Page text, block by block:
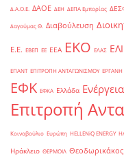
Δ.Α.Ο.Ε. ΔΑΟΕ ΔΕΗ ΔΕΠΑ Εμπορίας
Δαγούμας Θ. Διαβούλευση
Ε.Ε. ΕΒΕΠ ΕΕ ΕΕΑ ΕΚΟ ΕΛΑΣ
ΕΠΑΝΤ ΕΠΙΤΡΟΠΗ ΑΝΤΑΓΩΝΙΣΜΟΥ ΕΡΓΑΝΗ
ΕΦΚ ΕΦΚΑ Ελλάδα Ενέργεια
Επιτροπή
Κοινοβούλιο Ευρώπη ΗELLENiQ ENERGY
Ηράκλειο ΘΕΡΜΟΙΛ